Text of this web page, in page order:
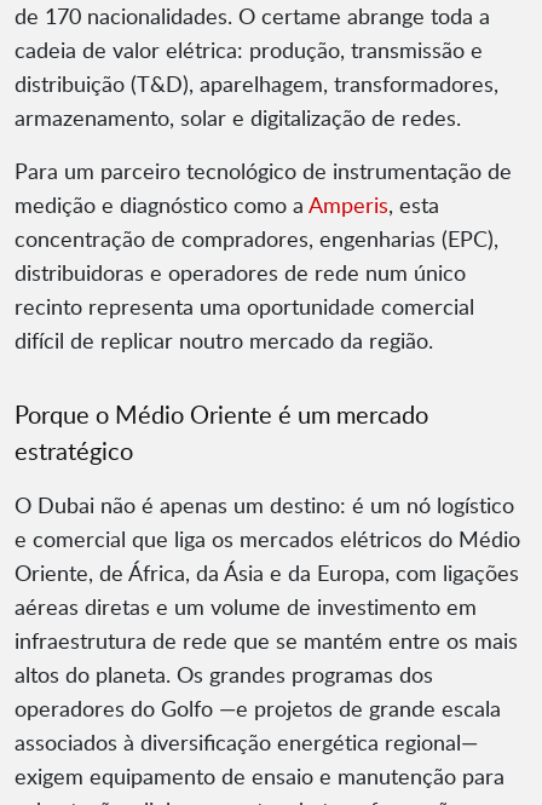
de 170 nacionalidades. O certame abrange toda a
cadeia de valor elétrica: produção, transmissão e
distribuição (T&D), aparelhagem, transformadores,
armazenamento, solar e digitalização de redes.
Para um parceiro tecnológico de instrumentação de
medição e diagnóstico como a Amperis, esta
concentração de compradores, engenharias (EPC),
distribuidoras e operadores de rede num único
recinto representa uma oportunidade comercial
difícil de replicar noutro mercado da região.
Porque o Médio Oriente é um mercado
estratégico
O Dubai não é apenas um destino: é um nó logístico
e comercial que liga os mercados elétricos do Médio
Oriente, de África, da Ásia e da Europa, com ligações
aéreas diretas e um volume de investimento em
infraestrutura de rede que se mantém entre os mais
altos do planeta. Os grandes programas dos
operadores do Golfo —e projetos de grande escala
associados à diversificação energética regional—
exigem equipamento de ensaio e manutenção para